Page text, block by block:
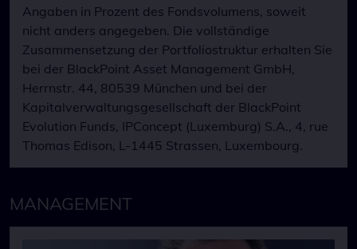
Angaben in Prozent des Fondsvolumens, soweit
nicht anders angegeben. Die vollständige
Zusammensetzung der Portfoliostruktur erhalten Sie
bei der BlackPoint Asset Management GmbH,
Herrnstr. 44, 80539 München und bei der
Kapitalverwaltungsgesellschaft der BlackPoint
Evolution Funds, IPConcept (Luxemburg) S.A., 4, rue
Thomas Edison, L-1445 Strassen, Luxembourg.
MANAGEMENT